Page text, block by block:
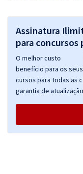
Assinatura
para
O melhor custo
benefício para os
cursos para todas as
garantia de